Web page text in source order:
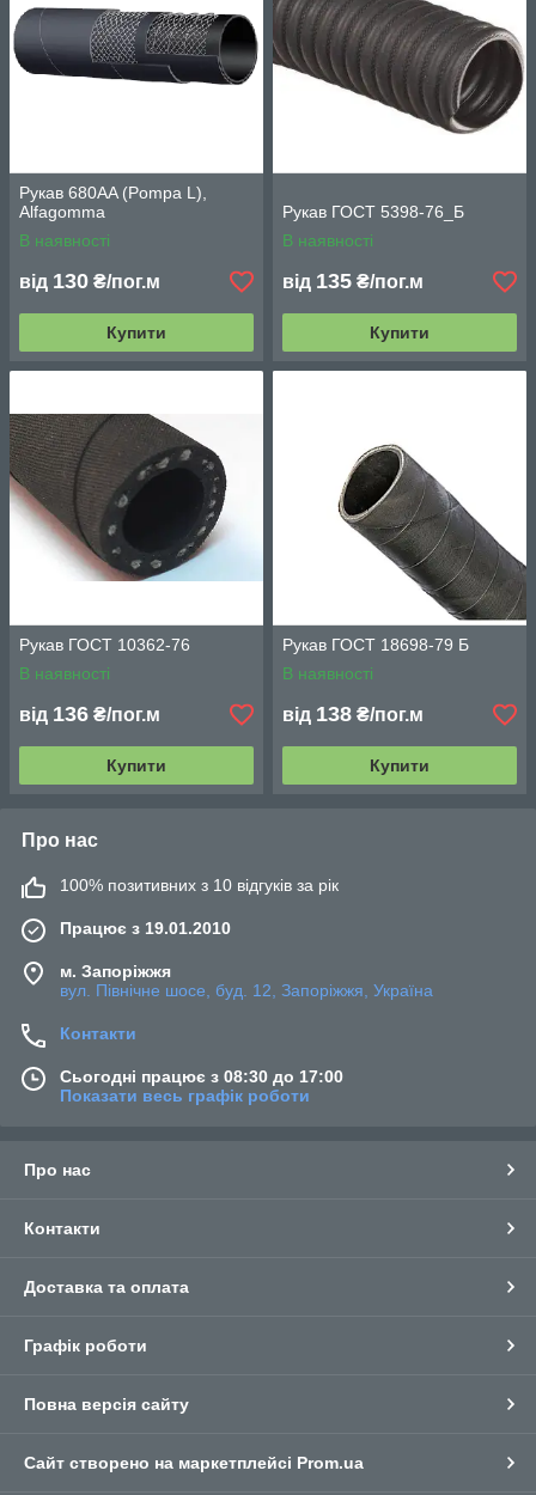
Рукав 680AA (Pompa L),
Alfagomma
В наявності
від 130 ₴/пог.м
Купити
Рукав ГОСТ 5398-76_Б
В наявності
від 135 ₴/пог.м
Купити
Рукав ГОСТ 10362-76
В наявності
від 136 ₴/пог.м
Купити
Рукав ГОСТ 18698-79 Б
В наявності
від 138 ₴/пог.м
Купити
Про нас
100% позитивних з 10 відгуків за рік
Працює з 19.01.2010
м. Запоріжжя
вул. Північне шосе, буд. 12, Запоріжжя, Україна
Контакти
Сьогодні працює з 08:30 до 17:00
Показати весь графік роботи
Про нас
Контакти
Доставка та оплата
Графік роботи
Повна версія сайту
Сайт створено на маркетплейсі Prom.ua